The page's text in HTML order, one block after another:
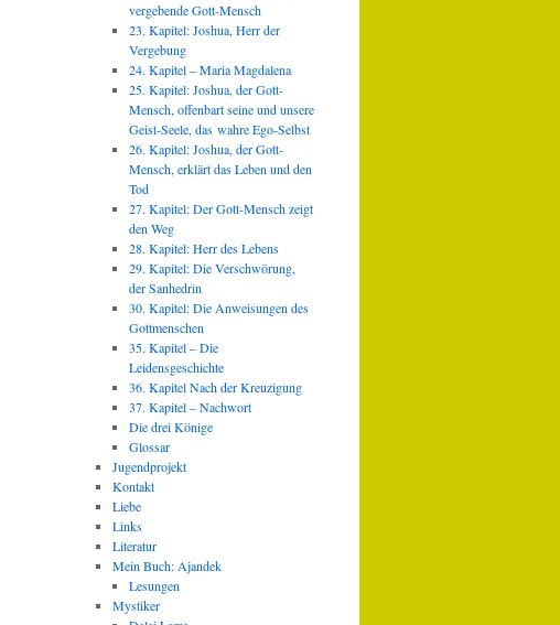
vergebende Gott-Mensch
23. Kapitel: Joshua, Herr der
Vergebung
24. Kapitel – Maria Magdalena
25. Kapitel: Joshua, der Gott-
Mensch, offenbart seine und unsere
Geist-Seele, das wahre Ego-Selbst
26. Kapitel: Joshua, der Gott-
Mensch, erklärt das Leben und den
Tod
27. Kapitel: Der Gott-Mensch zeigt
den Weg
28. Kapitel: Herr des Lebens
29. Kapitel: Die Verschwörung,
der Sanhedrin
30. Kapitel: Die Anweisungen des
Gottmenschen
35. Kapitel – Die
Leidensgeschichte
36. Kapitel Nach der Kreuzigung
37. Kapitel – Nachwort
Die drei Könige
Glossar
Jugendprojekt
Kontakt
Liebe
Links
Literatur
Mein Buch: Ajandek
Lesungen
Mystiker